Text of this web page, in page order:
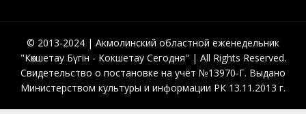
© 2013-2024 | Акмолинский областной еженедельник
"Көкшетау Бүгін - Кокшетау Сегодня" | All Rights Reserved.
Свидетельство о постановке на учёт №13970-Г. Выдано
Министерством культуры и информации РК 13.11.2013 г.